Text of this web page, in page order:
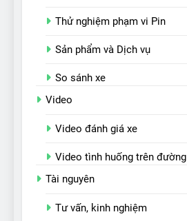
Thử nghiệm phạm vi Pin
Sản phẩm và Dịch vụ
So sánh xe
Video
Video đánh giá xe
Video tình huống trên đường
Tài nguyên
Tư vấn, kinh nghiệm